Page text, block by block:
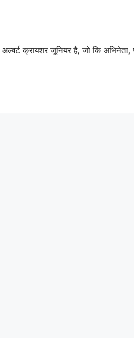
क्रायशर जूनियर है, जो कि अभिनेता,